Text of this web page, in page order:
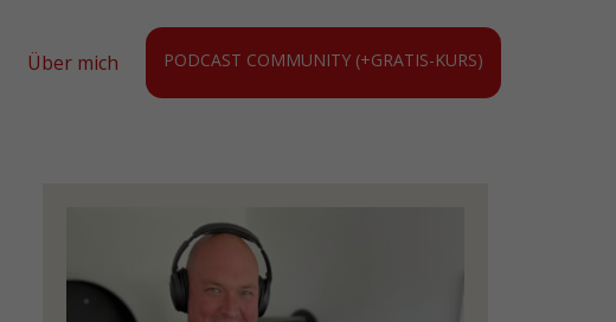
Über mich PODCAST COMMUNITY (+GRATIS-KURS)